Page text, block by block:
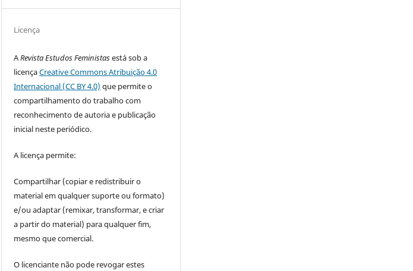
Licença
ARevista Estudos Feministasestá sob a
licençaCreative Commons Atribuição 4.0
Internacional (CC BY 4.0) que permite o
compartilhamento do trabalho com
reconhecimento de autoria e publicação
inicial neste periódico.
A licença permite:
Compartilhar (copiar e redistribuir o
material em qualquer suporte ou formato)
e/ou adaptar (remixar, transformar, e criar
a partir do material) para qualquer fim,
mesmo que comercial.
O licenciante não pode revogar estes